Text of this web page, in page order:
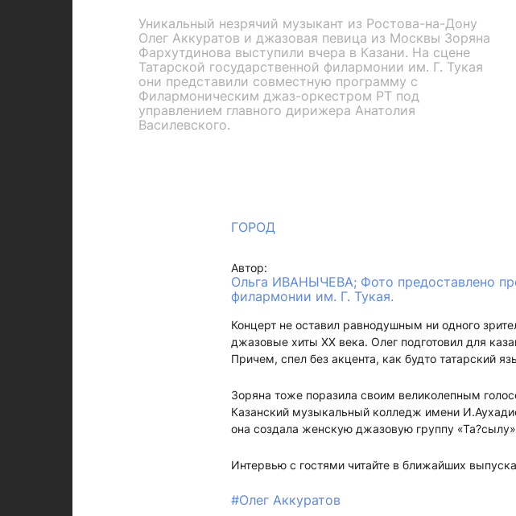
Уникальный незрячий музыкант из Ростова-на-Дону
Олег Аккуратов и джазовая певица из Москвы Зоряна
Фархутдинова выступили вчера в Казани. На сцене
Татарской государственной филармонии им. Г. Тукая
они представили совместную программу с
Филармоническим джаз-оркестром РТ под
управлением главного дирижера Анатолия
Василевского.
ГОРОД
Автор:
Ольга ИВАНЫЧЕВА; Фото предоставлено
филармонии им. Г. Тукая.
Концерт не оставил равнодушным ни одного
джазовые хиты XX века. Олег подготовил для
Причем, спел без акцента, как будто татарский
Зоряна тоже поразила своим великолепным
Казанский музыкальный колледж имени
она создала женскую джазовую группу
Интервью с гостями читайте в ближайших
#Олег Аккуратов